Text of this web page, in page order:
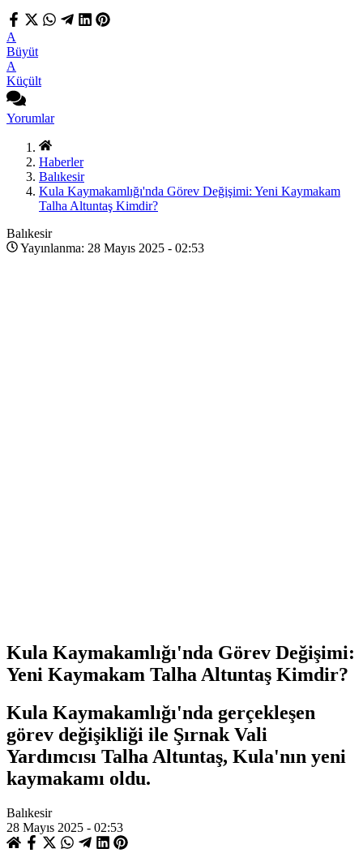
A
Büyüt
A
Küçült
Yorumlar
Haberler
Balıkesir
Kula Kaymakamlığı'nda Görev Değişimi: Yeni Kaymakam
Talha Altuntaş Kimdir?
Balıkesir
Yayınlanma: 28 Mayıs 2025 - 02:53
Kula Kaymakamlığı'nda Görev Değişimi:
Yeni Kaymakam Talha Altuntaş Kimdir?
Kula Kaymakamlığı'nda gerçekleşen
görev değişikliği ile Şırnak Vali
Yardımcısı Talha Altuntaş, Kula'nın yeni
kaymakamı oldu.
Balıkesir
28 Mayıs 2025 - 02:53